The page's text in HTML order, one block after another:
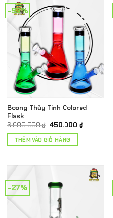
-93%
Boong Thủy Tinh Colored
Flask
6.000.000₫ Giá
là:
6.000.000 ₫.
450.000 ₫Giá
hiện
THÊM VÀO GIỎ HÀNG
-27%